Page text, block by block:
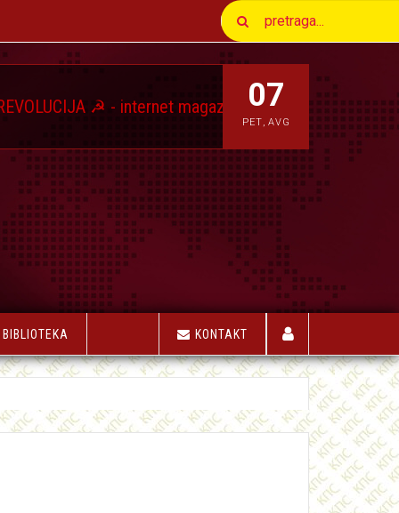
☭ - internet magazin Komunističkog Pokreta Srbije
07
PET,AVG
BIBLIOTEKA KONTAKT